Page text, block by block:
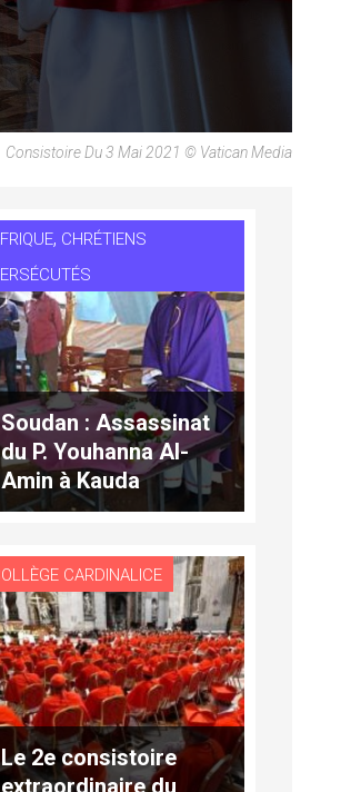
Consistoire Du 3 Mai 2021 © Vatican Media
, CHRÉTIENS
Soudan : Assassinat
du P. Youhanna Al-
Amin à Kauda
CARDINALICE
Le 2e consistoire